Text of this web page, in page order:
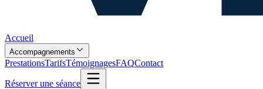
Accueil
Accompagnements
PrestationsTarifsTémoignagesFAQContact
Réserver une séance